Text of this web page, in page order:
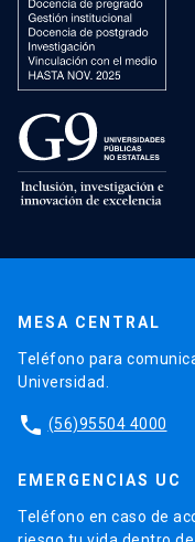
MESA CENTRAL
Teléfono para
Universidad.
phone (56)95504 4000
EMERGENCIAS UC
Teléfono en caso de